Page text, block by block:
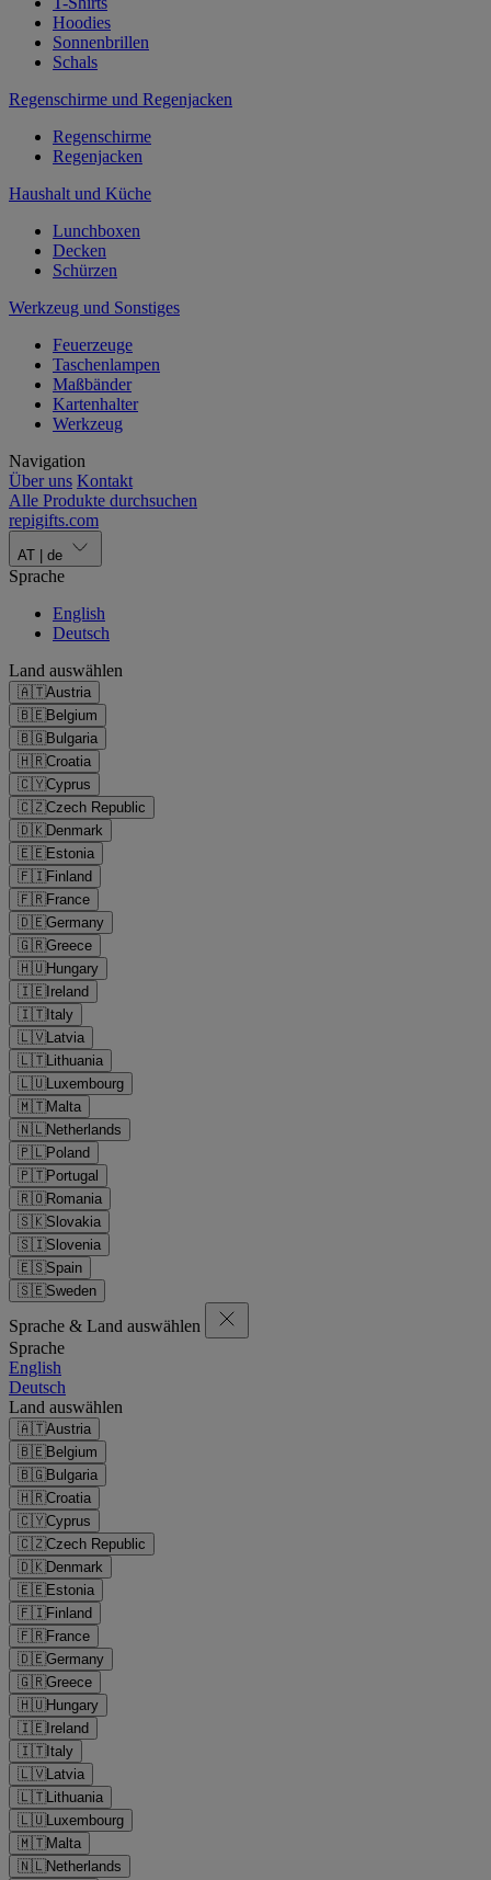
Hoodies
Sonnenbrillen
Schals
Regenschirme und Regenjacken
Regenschirme
Regenjacken
Haushalt und Küche
Lunchboxen
Decken
Schürzen
Werkzeug und Sonstiges
Feuerzeuge
Taschenlampen
Maßbänder
Kartenhalter
Werkzeug
Navigation
Über uns Kontakt
Alle Produkte durchsuchen
repigifts.com
AT de
Sprache
English
Deutsch
Land auswählen
🇦🇹Austria
🇧🇪Belgium
🇧🇬Bulgaria
🇭🇷Croatia
🇨🇾Cyprus
🇨🇿Czech Republic
🇩🇰Denmark
🇪🇪Estonia
🇫🇮Finland
🇫🇷France
🇩🇪Germany
🇬🇷Greece
🇭🇺Hungary
🇮🇪Ireland
🇮🇹Italy
🇱🇻Latvia
🇱🇹Lithuania
🇱🇺Luxembourg
🇲🇹Malta
🇳🇱Netherlands
🇵🇱Poland
🇵🇹Portugal
🇷🇴Romania
🇸🇰Slovakia
🇸🇮Slovenia
🇪🇸Spain
🇸🇪Sweden
Sprache & Land auswählen
Sprache
English
Deutsch
Land auswählen
🇦🇹Austria
🇧🇪Belgium
🇧🇬Bulgaria
🇭🇷Croatia
🇨🇾Cyprus
🇨🇿Czech Republic
🇩🇰Denmark
🇪🇪Estonia
🇫🇮Finland
🇫🇷France
🇩🇪Germany
🇬🇷Greece
🇭🇺Hungary
🇮🇪Ireland
🇮🇹Italy
🇱🇻Latvia
🇱🇹Lithuania
🇱🇺Luxembourg
🇲🇹Malta
🇳🇱Netherlands